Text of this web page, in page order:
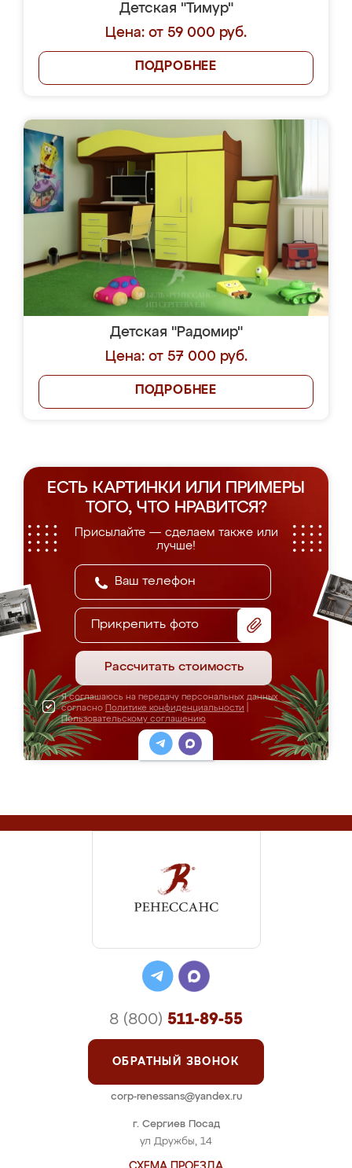
Детская "Тимур"
Цена: от 59 000 руб.
ПОДРОБНЕЕ
Детская "Радомир"
Цена: от 57 000 руб.
ПОДРОБНЕЕ
ЕСТЬ КАРТИНКИ ИЛИ ПРИМЕРЫ
ТОГО, ЧТО НРАВИТСЯ?
Присылайте — сделаем также или
лучше!
Прикрепить фото
Рассчитать стоимость
Я соглашаюсь на передачу персональных данных
согласно Политике конфиденциальности
Пользовательскому соглашению
г. Сергиев Посад
ул Дружбы, 14
8 (800) 511-89-55
ОБРАТНЫЙ ЗВОНОК
corp-renessans@yandex.ru